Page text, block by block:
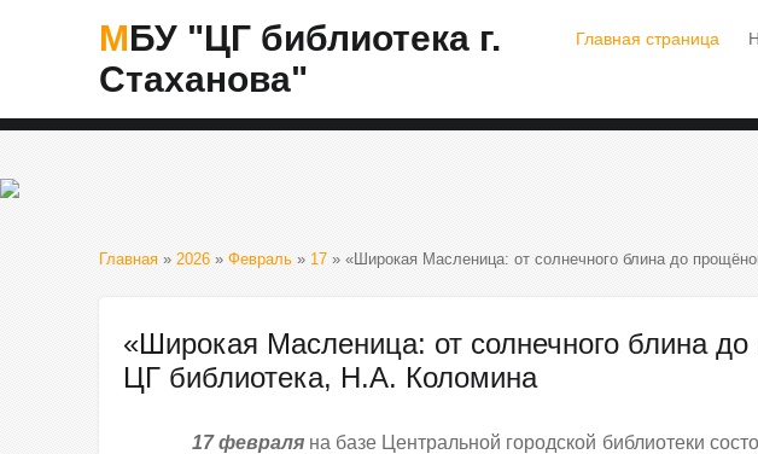
МБУ "ЦГ библиотека г.
Стаханова"
Главная страница
Главная » 2026 » Февраль » 17 » «Широкая Масленица: от солнечного блина до
«Широкая Масленица: от солнечного блина до
ЦГ библиотека, Н.А. Коломина
17 февраляна базе Центральной городской библиотеки